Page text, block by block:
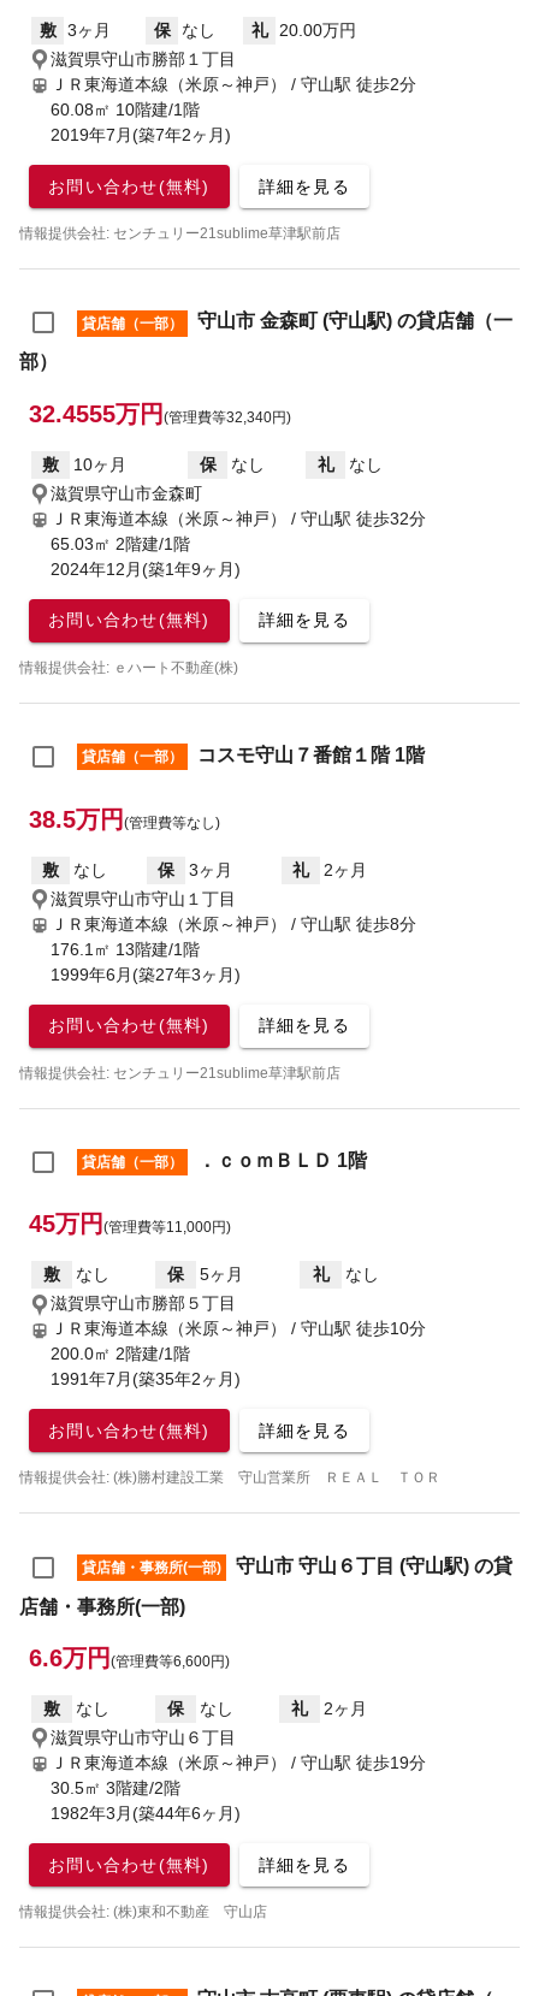
敷 3ヶ月 保 なし 礼
20.00万円
滋賀県守山市勝部１丁目
ＪＲ東海道本線（米原～神戸） / 守山駅 徒歩2分
60.08㎡ 10階建/1階
2019年7月(築7年2ヶ月)
お問い合わせ(無料) 詳細を見る
情報提供会社: センチュリー21sublime草津駅前店
貸店舗（一部）
守山市 金森町 (守山駅) の貸店舗（一
部）
32.4555万円 (管理費等32,340円)
敷 10ヶ月 保 なし 礼
なし
滋賀県守山市金森町
ＪＲ東海道本線（米原～神戸） / 守山駅 徒歩32分
65.03㎡ 2階建/1階
2024年12月(築1年9ヶ月)
お問い合わせ(無料) 詳細を見る
情報提供会社: ｅハート不動産(株)
貸店舗（一部） コスモ守山７番館１階 1階
38.5万円 (管理費等なし)
敷 なし 保 3ヶ月 礼
2ヶ月
滋賀県守山市守山１丁目
ＪＲ東海道本線（米原～神戸） / 守山駅 徒歩8分
176.1㎡ 13階建/1階
1999年6月(築27年3ヶ月)
お問い合わせ(無料) 詳細を見る
情報提供会社: センチュリー21sublime草津駅前店
貸店舗（一部） ．ｃｏｍＢＬＤ 1階
45万円 (管理費等11,000円)
敷 なし 保 5ヶ月 礼
なし
滋賀県守山市勝部５丁目
ＪＲ東海道本線（米原～神戸） / 守山駅 徒歩10分
200.0㎡ 2階建/1階
1991年7月(築35年2ヶ月)
お問い合わせ(無料) 詳細を見る
情報提供会社: (株)勝村建設工業 守山営業所 ＲＥＡＬ ＴＯＲ
貸店舗・事務所(一部)
守山市 守山６丁目 (守山駅) の貸
店舗・事務所(一部)
6.6万円 (管理費等6,600円)
敷 なし 保 なし 礼
2ヶ月
滋賀県守山市守山６丁目
ＪＲ東海道本線（米原～神戸） / 守山駅 徒歩19分
30.5㎡ 3階建/2階
1982年3月(築44年6ヶ月)
お問い合わせ(無料) 詳細を見る
情報提供会社: (株)東和不動産 守山店